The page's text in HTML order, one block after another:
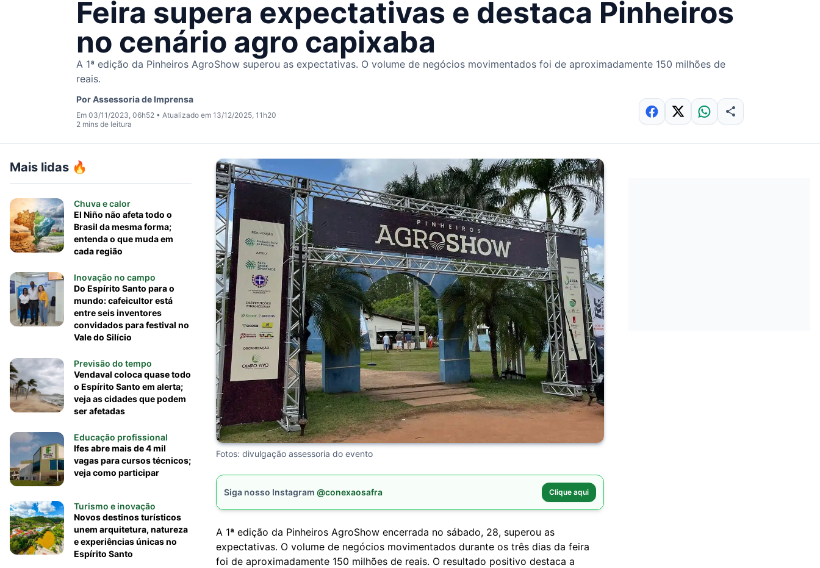
Feira supera expectativas e destaca Pinheiros
no cenário agro capixaba
A 1ª edição da Pinheiros AgroShow superou as expectativas. O volume de negócios movimentados foi de aproximadamente 150 milhões de
reais.
PorAssessoria de Imprensa
Em 03/11/2023, 06h52 • Atualizado em 13/12/2025, 11h20
2 mins de leitura
Mais lidas 🔥
Chuva e calor
El Niño não afeta todo o
Brasil da mesma forma;
entenda o que muda em
cada região
Inovação no campo
Do Espírito Santo para o
mundo: cafeicultor está
entre seis inventores
convidados para festival no
Vale do Silício
Previsão do tempo
Vendaval coloca quase todo
o Espírito Santo em alerta;
veja as cidades que podem
ser afetadas
Educação profissional
Ifes abre mais de 4 mil
vagas para cursos técnicos;
veja como participar
Turismo e inovação
Novos destinos turísticos
unem arquitetura, natureza
e experiências únicas no
Espírito Santo
Fotos: divulgação assessoria do evento
Siga nosso Instagram @conexaosafra Clique aqui
A 1ª edição da Pinheiros AgroShow encerrada no sábado, 28, superou as
expectativas. O volume de negócios movimentados durante os três dias da feira
foi de aproximadamente 150 milhões de reais. O resultado positivo destaca a